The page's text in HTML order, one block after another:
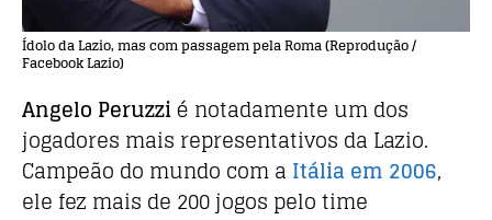
Ídolo da Lazio, mas com passagem pela Roma (Reprodução /
Facebook Lazio)
Angelo Peruzzi é notadamente um dos
jogadores mais representativos da Lazio.
Campeão do mundo com a Itália em 2006,
ele fez mais de 200 jogos pelo time